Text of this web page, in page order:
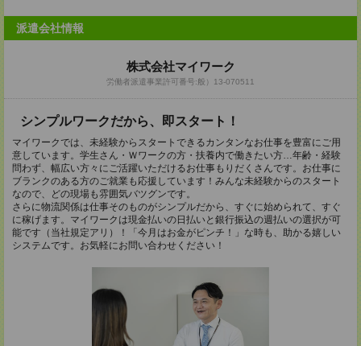
派遣会社情報
株式会社マイワーク
労働者派遣事業許可番号:般）13-070511
シンプルワークだから、即スタート！
マイワークでは、未経験からスタートできるカンタンなお仕事を豊富にご用
意しています。学生さん・Ｗワークの方・扶養内で働きたい方…年齢・経験
問わず、幅広い方々にご活躍いただけるお仕事もりだくさんです。お仕事に
ブランクのある方のご就業も応援しています！みんな未経験からのスタート
なので、どの現場も雰囲気バツグンです。
さらに物流関係は仕事そのものがシンプルだから、すぐに始められて、すぐ
に稼げます。マイワークは現金払いの日払いと銀行振込の週払いの選択が可
能です（当社規定アリ）！「今月はお金がピンチ！」な時も、助かる嬉しい
システムです。お気軽にお問い合わせください！